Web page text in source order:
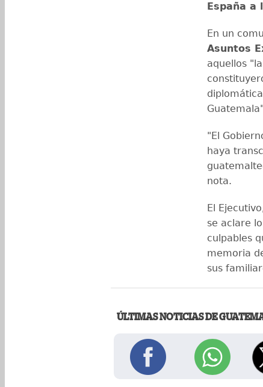
España a
En un
Asuntos
aquellos
"El
haya
nota.
El
se aclare
culpables
memoria
sus
ÚLTIMAS NOTICIAS DE